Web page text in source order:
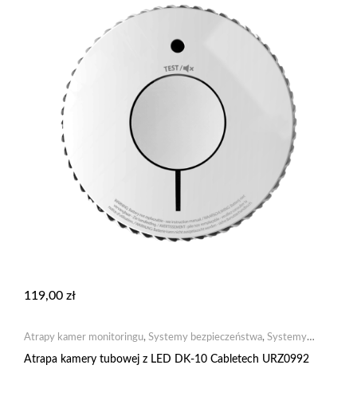
119,00 zł
Atrapy kamer monitoringu, Systemy bezpieczeństwa, Systemy
monitoringu
Atrapa kamery tubowej z LED DK-10 Cabletech URZ0992